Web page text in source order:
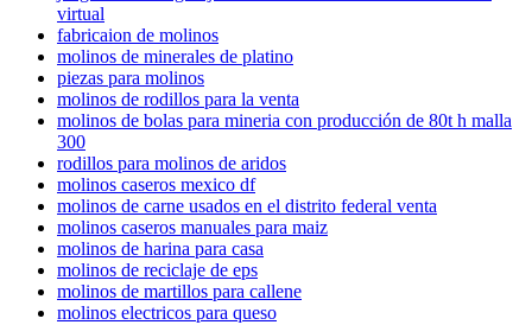
virtual
fabricaion de molinos
molinos de minerales de platino
piezas para molinos
molinos de rodillos para la venta
molinos de bolas para mineria con producción de 80t h malla
300
rodillos para molinos de aridos
molinos caseros mexico df
molinos de carne usados en el distrito federal venta
molinos caseros manuales para maiz
molinos de harina para casa
molinos de reciclaje de eps
molinos de martillos para callene
molinos electricos para queso